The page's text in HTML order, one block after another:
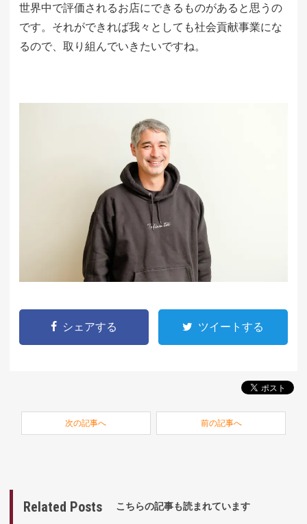
世界中で評価されるお店にできるものがあると思うの
です。それができれば我々としても社会貢献事業にな
るので、取り組んでいきたいですね。
シェアする ツイートする
次の記事へ 前の記事へ
Related Posts こちらの記事も読まれています